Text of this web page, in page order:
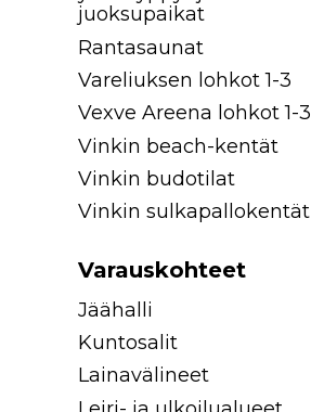
juoksupaikat
Rantasaunat
Vareliuksen lohkot 1-3
Vexve Areena lohkot 1-3
Vinkin beach-kentät
Vinkin budotilat
Vinkin sulkapallokentät
Varauskohteet
Jäähalli
Kuntosalit
Lainavälineet